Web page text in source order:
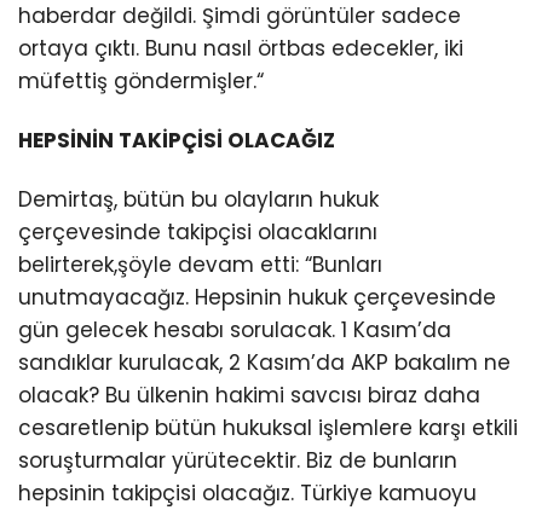
haberdar değildi. Şimdi görüntüler sadece
ortaya çıktı. Bunu nasıl örtbas edecekler, iki
müfettiş göndermişler.“
HEPSİNİN TAKİPÇİSİ OLACAĞIZ
Demirtaş, bütün bu olayların hukuk
çerçevesinde takipçisi olacaklarını
belirterek,şöyle devam etti: “Bunları
unutmayacağız. Hepsinin hukuk çerçevesinde
gün gelecek hesabı sorulacak. 1 Kasım’da
sandıklar kurulacak, 2 Kasım’da AKP bakalım ne
olacak? Bu ülkenin hakimi savcısı biraz daha
cesaretlenip bütün hukuksal işlemlere karşı etkili
soruşturmalar yürütecektir. Biz de bunların
hepsinin takipçisi olacağız. Türkiye kamuoyu